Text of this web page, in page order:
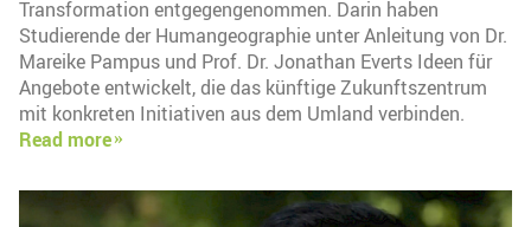
Transformation entgegengenommen. Darin haben
Studierende der Humangeographie unter Anleitung von Dr.
Mareike Pampus und Prof. Dr. Jonathan Everts Ideen für
Angebote entwickelt, die das künftige Zukunftszentrum
mit konkreten Initiativen aus dem Umland verbinden.
Read more